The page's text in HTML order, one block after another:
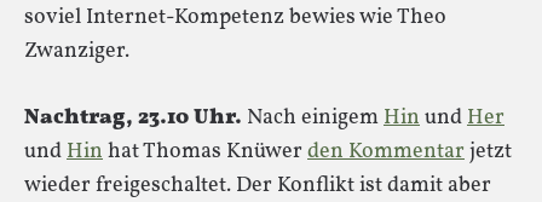
soviel Internet-Kompetenz bewies wie Theo
Zwanziger.
Nachtrag, 23.10 Uhr. Nach einigemHinundHer
undHinhat Thomas Knüwer den Kommentarjetzt
wieder freigeschaltet. Der Konflikt ist damit aber